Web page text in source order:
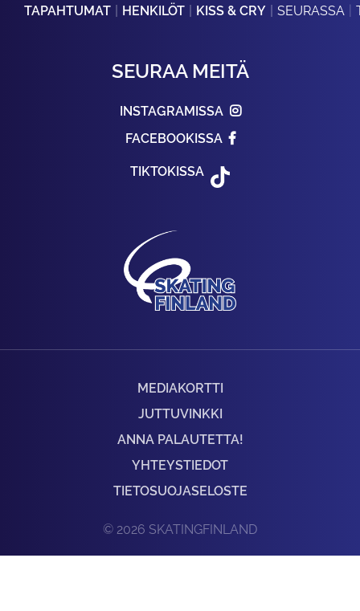
TAPAHTUMAT HENKILÖT KISS & CRY SEURASSA
SEURAA MEITÄ
INSTAGRAMISSA
FACEBOOKISSA
TIKTOKISSA
MEDIAKORTTI
JUTTUVINKKI
ANNA PALAUTETTA!
YHTEYSTIEDOT
TIETOSUOJASELOSTE
© 2026 SKATINGFINLAND